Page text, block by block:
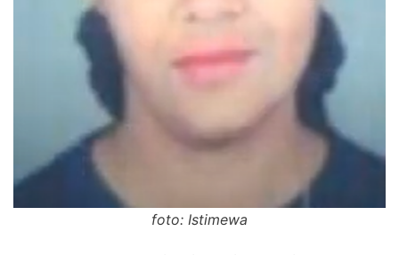
foto: Istimewa